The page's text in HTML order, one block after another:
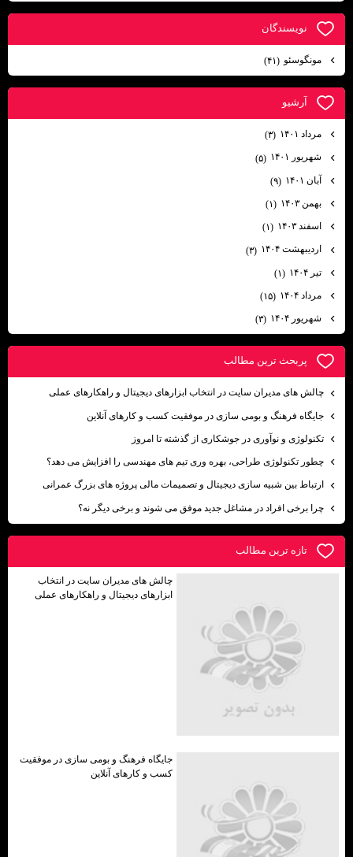
نويسندگان
مونگوسئو(۴۱)
آرشيو
مرداد ۱۴۰۱
(۳)
شهریور ۱۴۰۱
(۵)
آبان ۱۴۰۱
(۹)
بهمن ۱۴۰۳
(۱)
اسفند ۱۴۰۳
(۱)
اردیبهشت ۱۴۰۴
(۳)
تیر ۱۴۰۴
(۱)
مرداد ۱۴۰۴
(۱۵)
شهریور ۱۴۰۴
(۳)
پربحث ترين مطالب
چالش های مدیران سایت در انتخاب ابزارهای دیجیتال و راهکارهای عملی
جایگاه فرهنگ و بومی ‌سازی در موفقیت کسب ‌و کارهای آنلاین
تکنولوژی و نوآوری در جوشکاری از گذشته تا امروز
چطور تکنولوژی طراحی، بهره وری تیم های مهندسی را افزایش می دهد؟
ارتباط بین شبیه سازی دیجیتال و تصمیمات مالی پروژه های بزرگ عمرانی
چرا برخی افراد در مشاغل جدید موفق می شوند و برخی دیگر نه؟
تازه ترين مطالب
چالش های مدیران سایت در انتخاب
ابزارهای دیجیتال و راهکارهای عملی
جایگاه فرهنگ و بومی ‌سازی در موفقیت
کسب ‌و کارهای آنلاین